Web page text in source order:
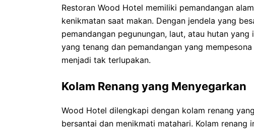
Restoran Wood Hotel memiliki pemandangan
kenikmatan saat makan. Dengan jendela yang
pemandangan pegunungan, laut, atau hutan
yang tenang dan pemandangan yang
menjadi tak terlupakan.
Kolam Renang yang Menyegarkan
Wood Hotel dilengkapi dengan kolam renang
bersantai dan menikmati matahari. Kolam